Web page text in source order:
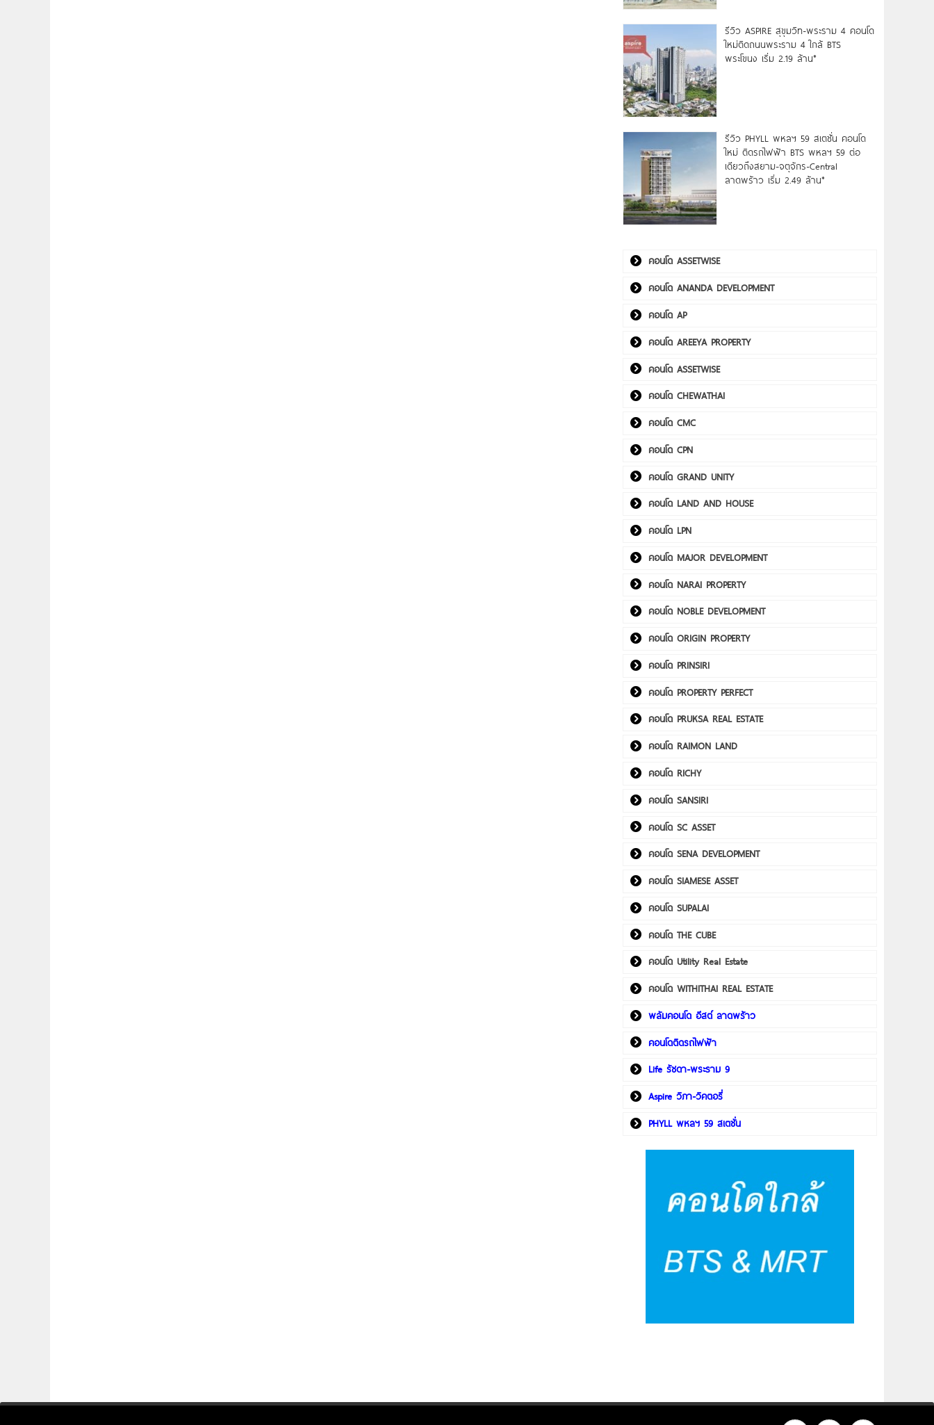
รีวิว ASPIRE สุขุมวิท-พระราม 4 คอนโด
ใหม่ติดถนนพระราม 4 ใกล้ BTS
พระโขนง เริ่ม 2.19 ล้าน*
รีวิว PHYLL พหลฯ 59 สเตชั่น คอนโด
ใหม่ ติดรถไฟฟ้า BTS พหลฯ 59 ต่อ
เดียวถึงสยาม-จตุจักร-Central
ลาดพร้าว เริ่ม 2.49 ล้าน*
คอนโด ASSETWISE
คอนโด ANANDA DEVELOPMENT
คอนโด AP
คอนโด AREEYA PROPERTY
คอนโด ASSETWISE
คอนโด CHEWATHAI
คอนโด CMC
คอนโด CPN
คอนโด GRAND UNITY
คอนโด LAND AND HOUSE
คอนโด LPN
คอนโด MAJOR DEVELOPMENT
คอนโด NARAI PROPERTY
คอนโด NOBLE DEVELOPMENT
คอนโด ORIGIN PROPERTY
คอนโด PRINSIRI
คอนโด PROPERTY PERFECT
คอนโด PRUKSA REAL ESTATE
คอนโด RAIMON LAND
คอนโด RICHY
คอนโด SANSIRI
คอนโด SC ASSET
คอนโด SENA DEVELOPMENT
คอนโด SIAMESE ASSET
คอนโด SUPALAI
คอนโด THE CUBE
คอนโด Utility Real Estate
คอนโด WITHITHAI REAL ESTATE
พลัมคอนโด อีสต์ ลาดพร้าว
คอนโดติดรถไฟฟ้า
Life รัชดา-พระราม 9
Aspire วิภา-วิคตอรี่
PHYLL พหลฯ 59 สเตชั่น